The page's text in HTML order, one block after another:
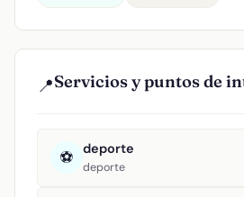
📍Servicios y puntos de
⚽ deporte
deporte